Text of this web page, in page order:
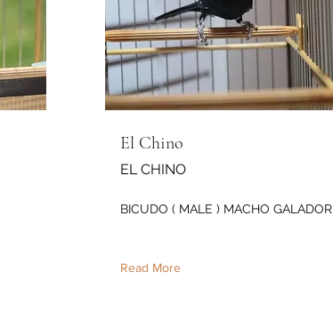
El Chino
EL CHINO
BICUDO ( MALE ) MACHO GALADOR
Read More